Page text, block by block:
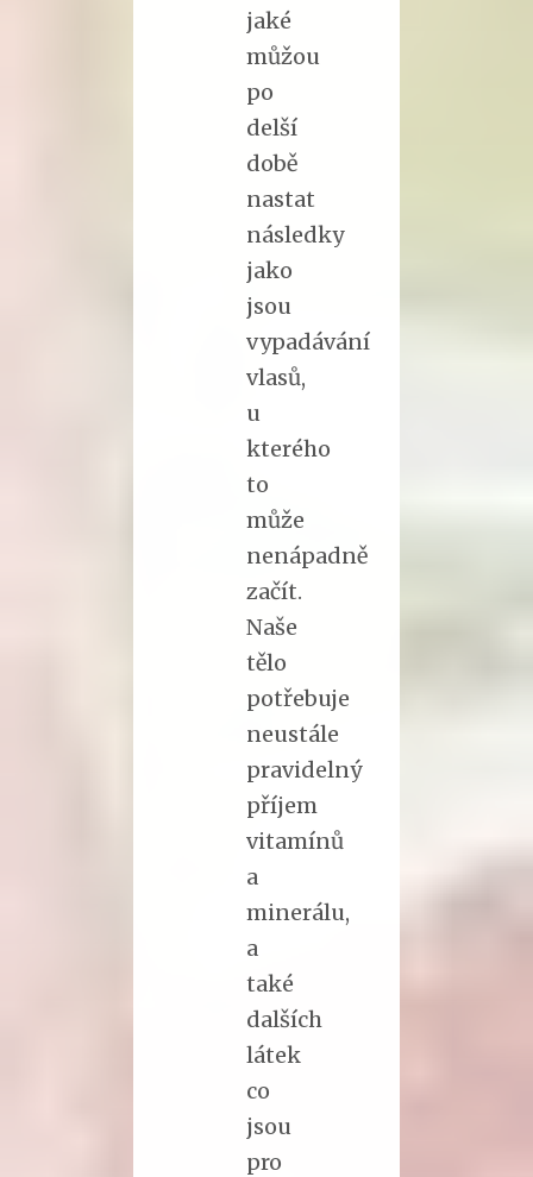
jaké
můžou
po
delší
době
nastat
následky
jako
jsou
vypadávání
vlasů,
u
kterého
to
může
nenápadně
začít.
Naše
tělo
potřebuje
neustále
pravidelný
příjem
vitamínů
a
minerálu,
a
také
dalších
látek
co
jsou
pro